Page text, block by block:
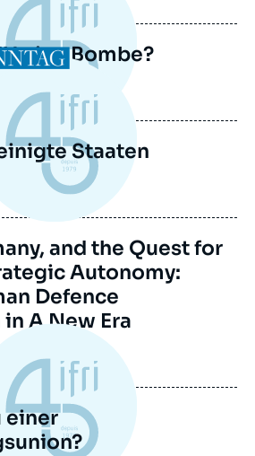
eine Bombe?
Staaten
and the Quest for
Autonomy:
Defence
A New Era
einer